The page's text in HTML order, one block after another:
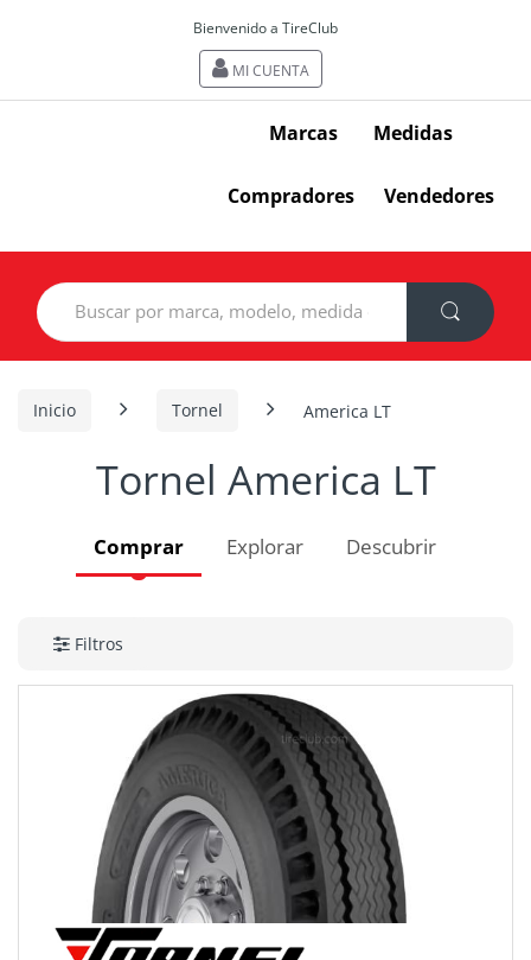
Bienvenido a TireClub
MI CUENTA
Marcas Medidas
Compradores Vendedores
Search
for:
Inicio Tornel America LT
Tornel America LT
Comprar Explorar Descubrir
Filtros